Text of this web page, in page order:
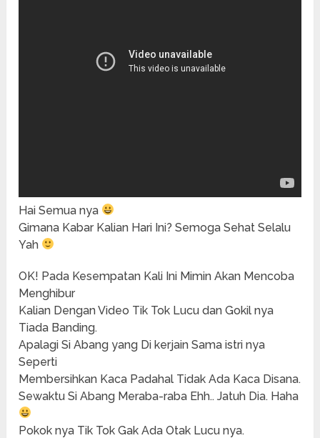
Hai Semua nya
Gimana Kabar Kalian Hari Ini? Semoga Sehat Selalu
Yah
OK! Pada Kesempatan Kali Ini Mimin Akan Mencoba
Menghibur
Kalian Dengan Video Tik Tok Lucu dan Gokil nya
Tiada Banding.
Apalagi Si Abang yang Di kerjain Sama istri nya
Seperti
Membersihkan Kaca Padahal Tidak Ada Kaca Disana.
Sewaktu Si Abang Meraba-raba Ehh.. Jatuh Dia. Haha
Pokok nya Tik Tok Gak Ada Otak Lucu nya.